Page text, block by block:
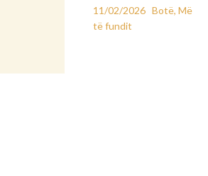
11/02/2026 Botë, Më
të fundit